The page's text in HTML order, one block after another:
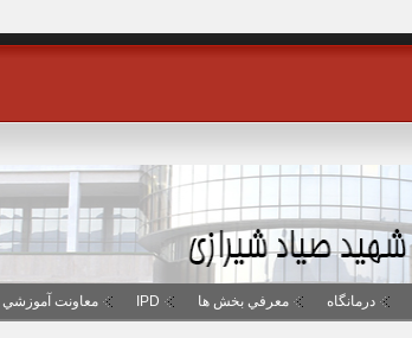
درمانگاه معرفي بخش ها IPD معاونت آموزشي